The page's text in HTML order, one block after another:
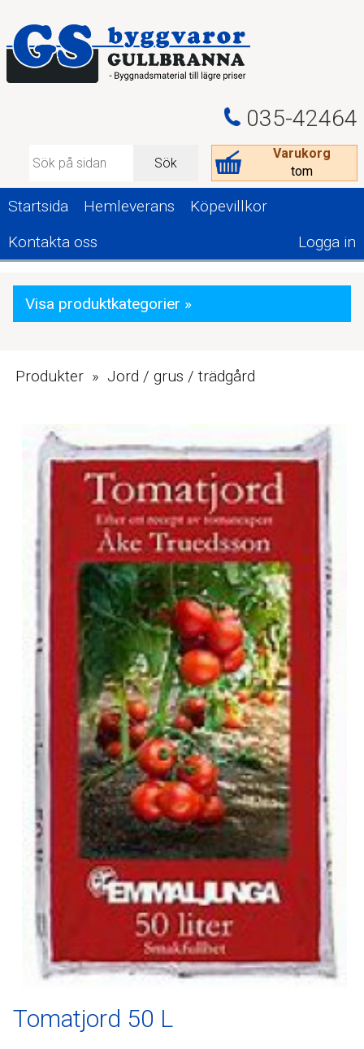
035-42464
Varukorg
tom
Sök
Startsida Hemleverans
Köpevillkor
Kontakta oss
Logga in
Visa produktkategorier »
Produkter » Jord / grus / trädgård
Tomatjord 50 L